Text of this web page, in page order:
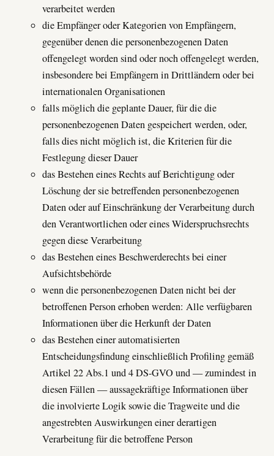
verarbeitet werden
die Empfänger oder Kategorien von Empfängern,
gegenüber denen die personenbezogenen Daten
offengelegt worden sind oder noch offengelegt werden,
insbesondere bei Empfängern in Drittländern oder bei
internationalen Organisationen
falls möglich die geplante Dauer, für die die
personenbezogenen Daten gespeichert werden, oder,
falls dies nicht möglich ist, die Kriterien für die
Festlegung dieser Dauer
das Bestehen eines Rechts auf Berichtigung oder
Löschung der sie betreffenden personenbezogenen
Daten oder auf Einschränkung der Verarbeitung durch
den Verantwortlichen oder eines Widerspruchsrechts
gegen diese Verarbeitung
das Bestehen eines Beschwerderechts bei einer
Aufsichtsbehörde
wenn die personenbezogenen Daten nicht bei der
betroffenen Person erhoben werden: Alle verfügbaren
Informationen über die Herkunft der Daten
das Bestehen einer automatisierten
Entscheidungsfindung einschließlich Profiling gemäß
Artikel 22 Abs.1 und 4 DS-GVO und — zumindest in
diesen Fällen — aussagekräftige Informationen über
die involvierte Logik sowie die Tragweite und die
angestrebten Auswirkungen einer derartigen
Verarbeitung für die betroffene Person